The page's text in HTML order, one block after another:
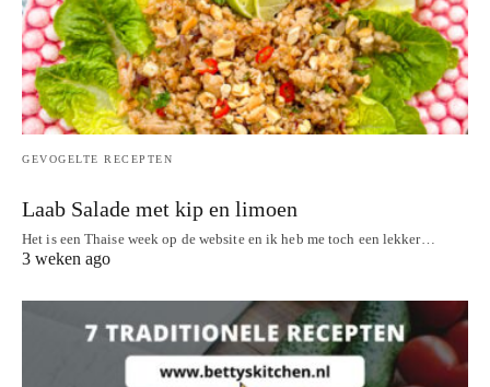
GEVOGELTE RECEPTEN
Laab Salade met kip en limoen
Het is een Thaise week op de website en ik heb me toch een lekker…
3 weken ago